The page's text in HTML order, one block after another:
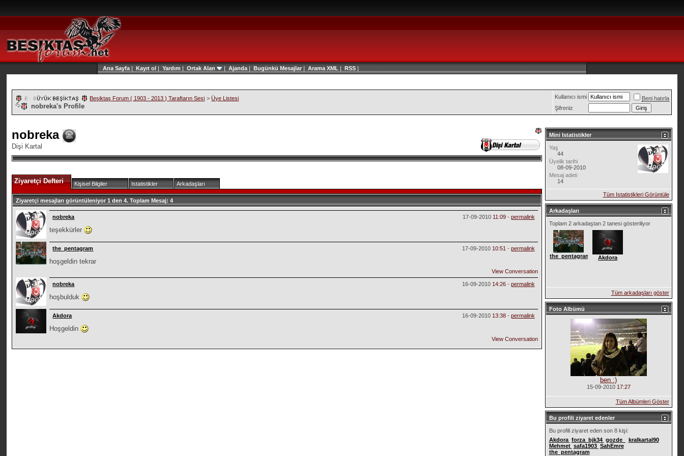
Ana Sayfa | Kayıt ol | Yardım | Ortak Alan | Ajanda | Bugünkü Mesajlar| Arama XML | RSS |
Beşiktaş Forum ( 1903 - 2013 ) Taraftarın Sesi >Üye Listesi
nobreka's Profile
Kullanıcı ismi
Beni hatırla
Şifreniz
nobreka
Dişi Kartal
Ziyaretçi Defteri Kişisel Bilgiler Istatistikler Arkadaşları
Ziyaretçi mesajları görüntüleniyor 1 den4. Toplam Mesaj:4
17-09-2010 11:09- permalink
nobreka
teşekkürler
17-09-2010 10:51 - permalink
the_pentagram
hoşgeldin tekrar
View Conversation
16-09-2010 14:26- permalink
nobreka
hoşbulduk
16-09-2010 13:38- permalink
Akdora
Hoşgeldin
View Conversation
Mini Istatistikler
Yaş
44
Üyelik tarihi
08-09-2010
Mesaj adeti
14
Tüm Istatistikleri Görüntüle
Arkadaşları
Toplam 2 arkadaştan 2 tanesi gösteriliyor
the_pentagram Akdora
Tüm arkadaşları göster
Foto Albümü
ben :)
15-09-2010 17:27
Tüm Albümleri Göster
Bu profili ziyaret edenler
Bu profili ziyaret eden son 8 kişi:
Akdora forza_bjk34 gozde_
kralkartal90
Mehmet safa1903 SahEmre
the_pentagram